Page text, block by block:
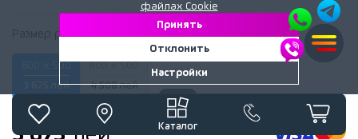
Каталог
Размер радиатора:500 мм x 600 мм
3 675 лей
4 508 лей
файлах Cookie
Принять
Отклонить
Настройки